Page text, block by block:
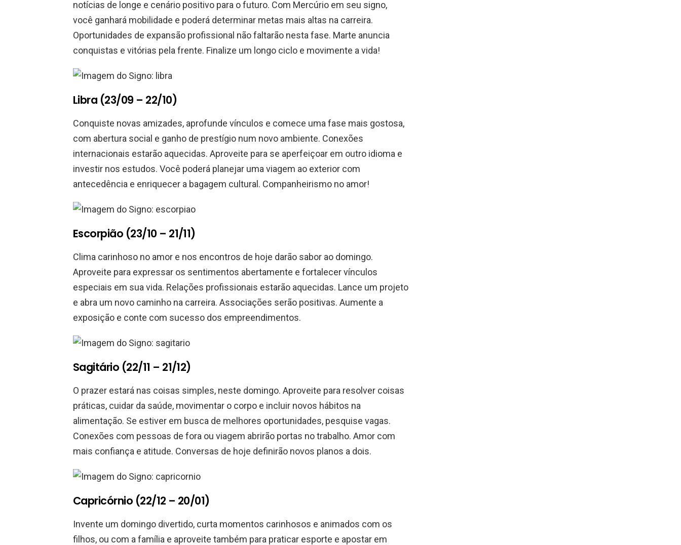
notícias de longe e cenário positivo para o futuro. Com Mercúrio em seu signo,
você ganhará mobilidade e poderá determinar metas mais altas na carreira.
Oportunidades de expansão profissional não faltarão nesta fase. Marte anuncia
conquistas e vitórias pela frente. Finalize um longo ciclo e movimente a vida!
Libra (23/09 – 22/10)
Conquiste novas amizades, aprofunde vínculos e comece uma fase mais gostosa,
com abertura social e ganho de prestígio num novo ambiente. Conexões
internacionais estarão aquecidas. Aproveite para se aperfeiçoar em outro idioma e
investir nos estudos. Você poderá planejar uma viagem ao exterior com
antecedência e enriquecer a bagagem cultural. Companheirismo no amor!
Escorpião (23/10 – 21/11)
Clima carinhoso no amor e nos encontros de hoje darão sabor ao domingo.
Aproveite para expressar os sentimentos abertamente e fortalecer vínculos
especiais em sua vida. Relações profissionais estarão aquecidas. Lance um projeto
e abra um novo caminho na carreira. Associações serão positivas. Aumente a
exposição e conte com sucesso dos empreendimentos.
Sagitário (22/11 – 21/12)
O prazer estará nas coisas simples, neste domingo. Aproveite para resolver coisas
práticas, cuidar da saúde, movimentar o corpo e incluir novos hábitos na
alimentação. Se estiver em busca de melhores oportunidades, pesquise vagas.
Conexões com pessoas de fora ou viagem abrirão portas no trabalho. Amor com
mais confiança e atitude. Conversas de hoje definirão novos planos a dois.
Capricórnio (22/12 – 20/01)
Invente um domingo divertido, curta momentos carinhosos e animados com os
filhos, ou com a família e aproveite também para praticar esporte e apostar em